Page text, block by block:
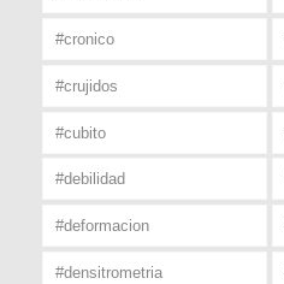
#cronico
#crujidos
#cubito
#debilidad
#deformacion
#densitrometria